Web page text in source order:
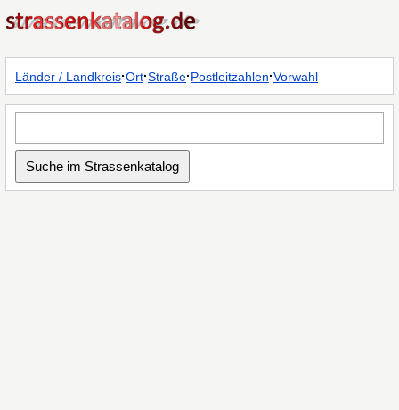
Länder / Landkreis·Ort·Straße·Postleitzahlen·Vorwahl